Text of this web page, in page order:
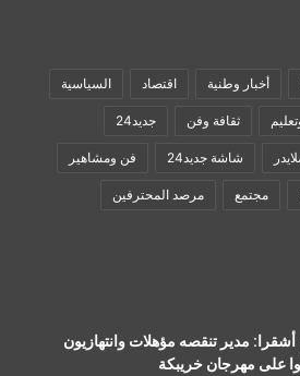
أخبار وطنية اقتصاد السياسية
ثقافة وفن جديد24
شاشة جديد24 فن ومشاهير
مجتمع مرصد المحترفين
مدير تنقصه مؤهلات وانتهازيون
على مهرجان خريبكة